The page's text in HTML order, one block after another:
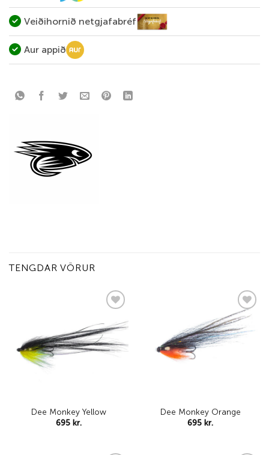
Veiðihornið netgjafabréf
Aur appið
TENGDAR VÖRUR
wishlist
Dee Monkey Yellow
695 kr.
Add to
wishlist
Dee Monkey Orange
695 kr.